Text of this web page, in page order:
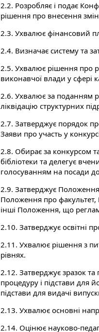
2.2. Розробляє і подає
рішення про внесення
2.3. Ухвалює фінансовий
2.4. Визначає систему та
2.5. Ухвалює рішення про
виконавчої влади у сфері
2.6. Ухвалює за поданням
ліквідацію структурних
2.7. Затверджує порядок
Заяви про участь у
2.8. Обирає за конкурсом
бібліотеки та делегує
голосуванням на посади
2.9. Затверджує
Положення про факультет,
інші Положення, що
2.10. Затверджує освітні
2.11. Ухвалює рішення з
рівнях.
2.12. Затверджує зразок
процедуру і підстави для
підстави для видачі
2.13. Ухвалює основні
2.14. Оцінює науково-